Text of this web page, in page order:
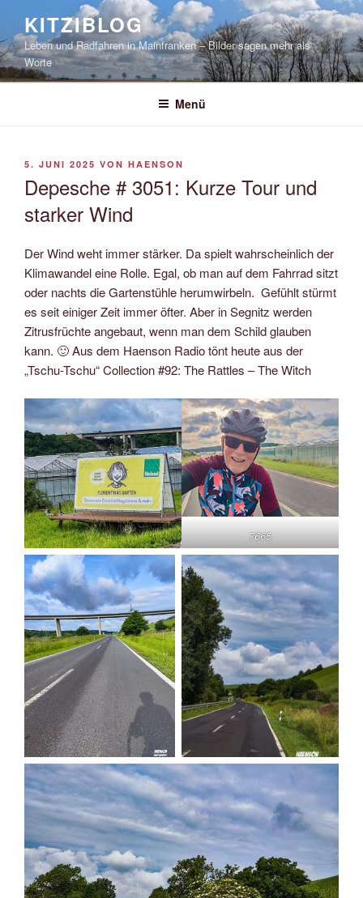
springen
KITZIBLOG
Leben und Radfahren in Mainfranken – Bilder sagen mehr als
Worte
Menü
VERÖFFENTLICHT
5. JUNI 2025 VON HAENSON
Depesche # 3051: Kurze Tour und
starker Wind
Der Wind weht immer stärker. Da spielt wahrscheinlich der
Klimawandel eine Rolle. Egal, ob man auf dem Fahrrad sitzt
oder nachts die Gartenstühle herumwirbeln. Gefühlt stürmt
es seit einiger Zeit immer öfter. Aber in Segnitz werden
Zitrusfrüchte angebaut, wenn man dem Schild glauben
kann. 🙂 Aus dem Haenson Radio tönt heute aus der
„Tschu-Tschu“ Collection #92: The Rattles – The Witch
7665